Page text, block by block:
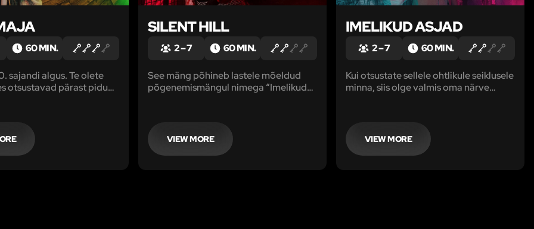
60 MIN.
sajandi algus. Te olete
otsustavad pärast pidu
jäljetult.
SILENT HILL
2 – 7 60 MIN.
See mäng põhineb lastele mõeldud
põgenemismängul nimega “Imelikud
VIEW MORE
IMELIKUD ASJAD
2 – 7 60 MIN.
Kui otsustate sellele ohtlikule seiklusele
minna, siis olge valmis oma närve
VIEW MORE